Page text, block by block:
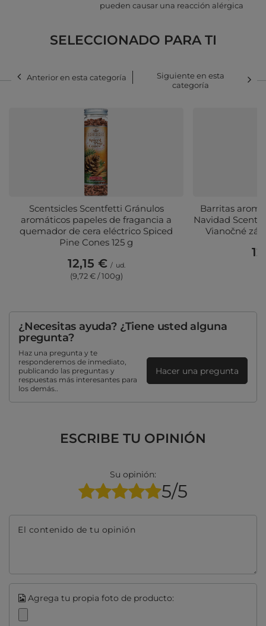
pueden causar una reacción alérgica
SELECCIONADO PARA TI
Anterior en esta categoría
Siguiente en esta
categoría
Scentsicles Scentfetti Gránulos
aromáticos papeles de fragancia a
quemador de cera eléctrico Spiced
Pine Cones 125 g
12,15 € / ud.
(9,72 € / 100g)
Barritas
Navidad
Vianočné
¿Necesitas ayuda? ¿Tiene usted alguna
pregunta?
Haz una pregunta y te
responderemos de inmediato,
publicando las preguntas y
respuestas más interesantes para
los demás..
Hacer una pregunta
ESCRIBE TU OPINIÓN
Su opinión:
5/5
El contenido de tu opinión
Agrega tu propia foto de producto: